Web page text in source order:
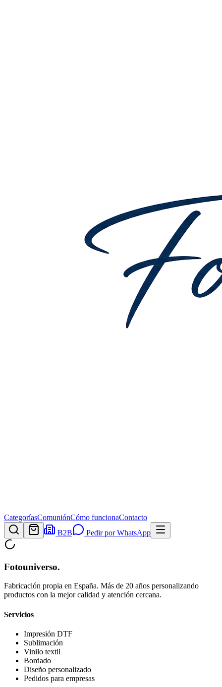
CategoríasComuniónCómo funcionaContacto
B2B
Pedir por WhatsApp
Fotouniverso.
Fabricación propia en España. Más de 20 años personalizando
productos con la mejor calidad y atención cercana.
Servicios
Impresión DTF
Sublimación
Vinilo textil
Bordado
Diseño personalizado
Pedidos para empresas